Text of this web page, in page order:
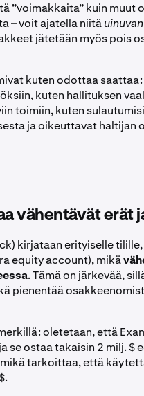
”voimakkaita” kuin muut
– voit ajatella niitäuinuvan
jätetään myös pois
kuten odottaa
kuten hallituksen
toimiin, kuten
ja oikeuttavat haltijan
vähentävät erät
kirjataan erityiselle
equity account), mikä
. Tämä on järkevää,
pienentää
oletetaan, että
se ostaa takaisin 2 milj. $
tarkoittaa, että